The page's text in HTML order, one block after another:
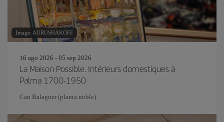
Image: AURUSHAKOFF
16 ago 2026 - 05 sep 2026
La Maison Possible. Intérieurs domestiques à
Palma 1700-1950
Can Balaguer (planta noble)